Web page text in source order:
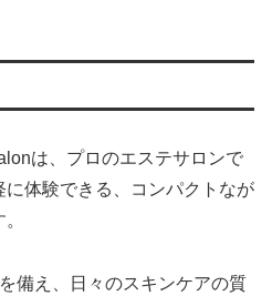
は、プロのエステサロンで
体験できる、コンパクトなが
備え、日々のスキンケアの質